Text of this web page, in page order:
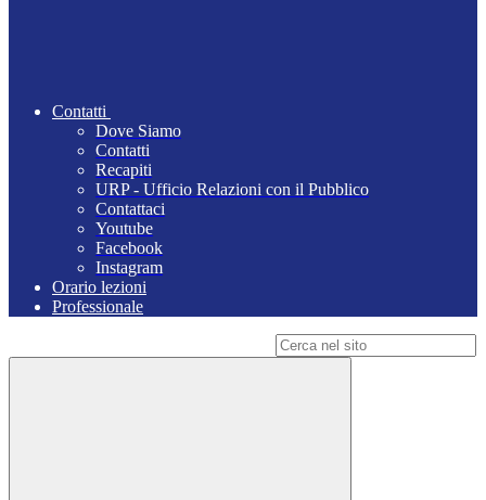
Contatti
Dove Siamo
Contatti
Recapiti
URP - Ufficio Relazioni con il Pubblico
Contattaci
Youtube
Facebook
Instagram
Orario lezioni
Professionale